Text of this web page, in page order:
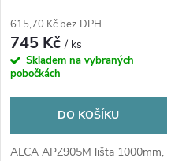
615,70 Kč bez DPH
745 Kč/ ks
Skladem na vybraných
pobočkách
DO KOŠÍKU
ALCA APZ905M lišta 1000mm,